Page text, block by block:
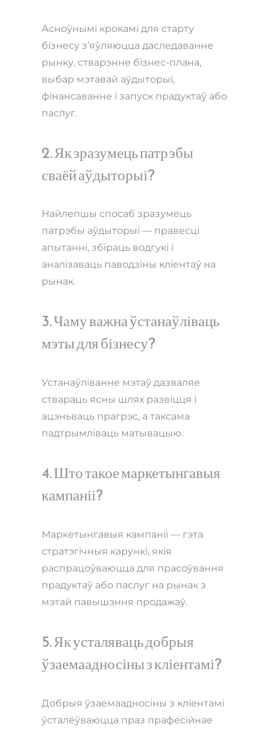
Асноўнымі крокамі для старту
бізнесу з’яўляюцца даследаванне
рынку, стварэнне бізнес-плана,
выбар мэтавай аўдыторыі,
фінансаванне і запуск прадуктаў або
паслуг.
2. Як зразумець патрэбы
сваёй аўдыторыі?
Найлепшы спосаб зразумець
патрэбы аўдыторыі — правесці
апытанні, збіраць водгукі і
аналізаваць паводзіны кліентаў на
рынак.
3. Чаму важна ўстанаўліваць
мэты для бізнесу?
Устанаўліванне мэтаў дазваляе
ствараць ясны шлях развіцця і
ацэньваць прагрэс, а таксама
падтрымліваць матывацыю.
4. Што такое маркетынгавыя
кампаніі?
Маркетынгавыя кампаніі — гэта
стратэгічныя карункі, якія
распрацоўваюцца для прасоўвання
прадуктаў або паслуг на рынак з
мэтай павышэння продажаў.
5. Як усталяваць добрыя
ўзаемаадносіны з кліентамі?
Добрыя ўзаемаадносіны з кліентамі
ўсталёўваюцца праз прафесійнае